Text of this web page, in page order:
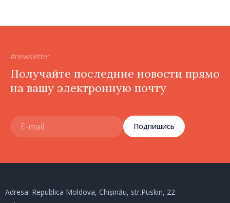
#newsletter
Получайте последние новости прямо
на вашу электронную почту
Подпишись
Adresa: Republica Moldova, Chișinău, str.Puskin, 22